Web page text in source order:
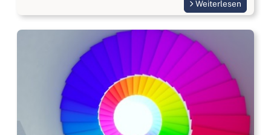
Weiterlesen